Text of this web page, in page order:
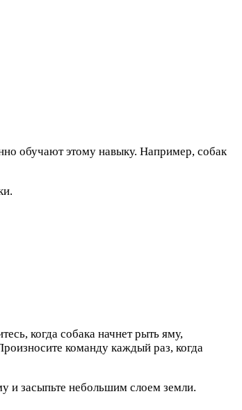
обучают этому навыку. Например, собак
когда собака начнет рыть яму,
команду каждый раз, когда
и засыпьте небольшим слоем земли.